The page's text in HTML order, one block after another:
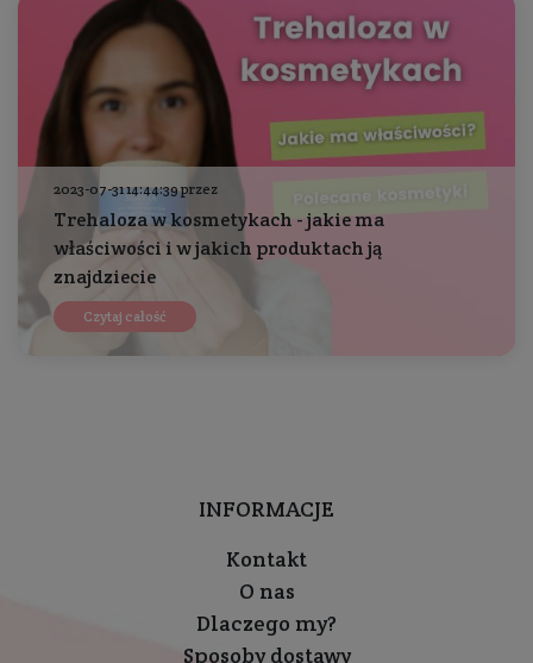
2023-07-31 14:44:39 przez
Trehaloza w kosmetykach - jakie ma
właściwości i w jakich produktach ją
znajdziecie
Czytaj całość
INFORMACJE
Kontakt
O nas
Dlaczego my?
Sposoby dostawy